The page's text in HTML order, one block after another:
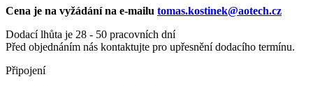
Cena je na vyžádání na e-mailu tomas.kostinek@aotech.cz
Dodací lhůta je 28 - 50 pracovních dní
Před objednáním nás kontaktujte pro upřesnění dodacího termínu.
Připojení